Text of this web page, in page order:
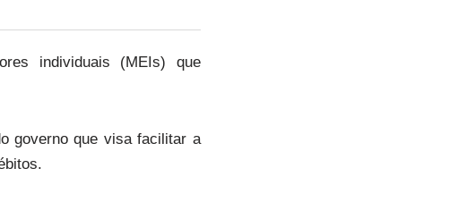
individuais (MEIs) que
governo que visa facilitar a